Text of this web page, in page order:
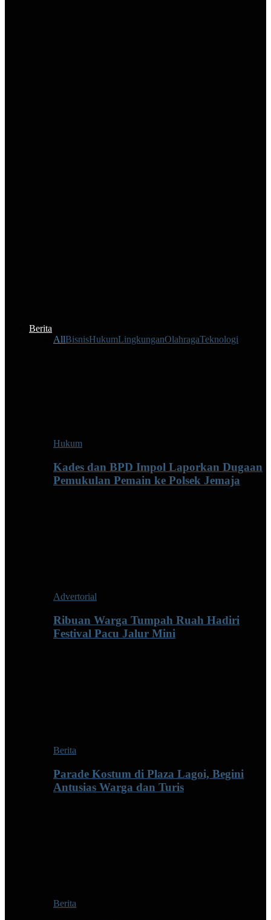
Berita
AllBisnisHukumLingkunganOlahragaTeknologi
Hukum
Kades dan BPD Impol Laporkan Dugaan
Pemukulan Pemain ke Polsek Jemaja
Advertorial
Ribuan Warga Tumpah Ruah Hadiri
Festival Pacu Jalur Mini
Berita
Parade Kostum di Plaza Lagoi, Begini
Antusias Warga dan Turis
Berita